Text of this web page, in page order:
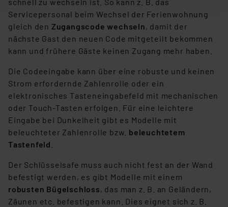
nachfolgend dargestellten bzw. die von Ihnen
ausgewählten Verarbeitungszwecke (Art. 6 Abs.1a DSG-
VO) zu. Eine detaillierte Auflistung der einzelnen
Cookies nach Zweck und Anbieter ist durch Klick auf
können die Verwendung nicht notwendiger Cookies
ablehnen oder ihr ganz oder teilweise zustimmen. Ihre
erteilte Zustimmung können Sie jederzeit unter dem
Link „Cookie Einstellungen“ anpassen oder widerrufen.
Die Rechtmäßigkeit der Speicherung, Abrufung und
Weiterverarbeitung dieser Daten zur Auswertung und
Analyse bis zum Zeitpunkt des Widerrufs bleibt hiervon
führen, dass die Einstellungen nicht längerfristig
gespeichert werden und dieses Banner erneut
angezeigt wird.
schnell zu wechseln ist. So kann z. B. das
Servicepersonal beim Wechsel der Ferienwohnung
gleich den Zugangscode wechseln, damit der
nächste Gast den neuen Code mitgeteilt bekommen
kann und frühere Gäste keinen Zugang mehr haben.
Die Codeeingabe kann über eine robuste und keinen
Strom erfordernde Zahlenrolle oder ein
elektronisches Tasteneingabefeld mit mechanischen
oder Touch-Tasten erfolgen. Für eine leichtere
Eingabe bei Dunkelheit gibt es Modelle mit
beleuchteter Zahlenrolle bzw. beleuchtetem
Tastenfeld
Der Schlüsselsafe muss auch nicht fest an der Wand
befestigt werden, es gibt Modelle mit einem
robusten Bügelschloss, das man z. B. an Geländern,
Zäunen etc. befestigen kann. Dies eignet sich z. B.